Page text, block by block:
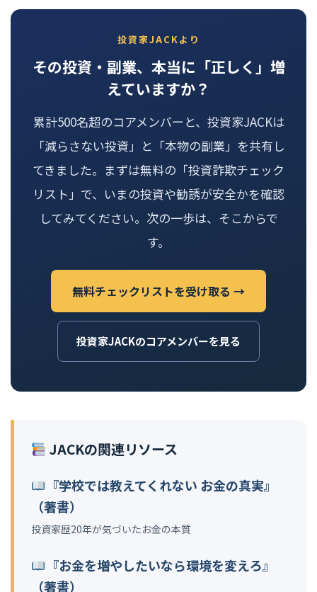
投資家JACKより
その投資・副業、本当に「正しく」増
えていますか？
累計500名超のコアメンバーと、投資家JACKは
「減らさない投資」と「本物の副業」を共有し
てきました。まずは無料の「投資詐欺チェック
リスト」で、いまの投資や勧誘が安全かを確認
してみてください。次の一歩は、そこからで
す。
無料チェックリストを受け取る →
投資家JACKのコアメンバーを見る
JACKの関連リソース
『学校では教えてくれない お金の真実』
（著書）
投資家歴20年が気づいたお金の本質
『お金を増やしたいなら環境を変えろ』
（著書）